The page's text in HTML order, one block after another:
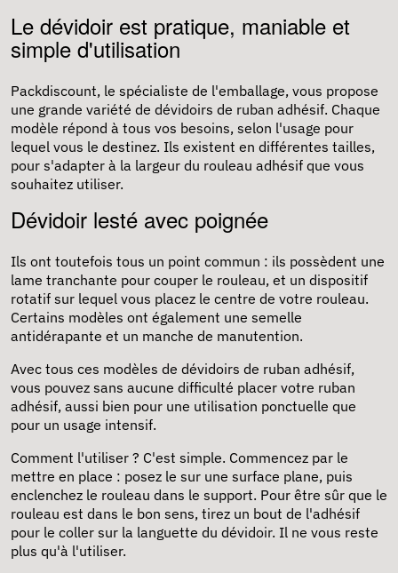
Le dévidoir est pratique, maniable et
simple d'utilisation
Packdiscount, le spécialiste de l'emballage, vous propose
une grande variété de dévidoirs de ruban adhésif. Chaque
modèle répond à tous vos besoins, selon l'usage pour
lequel vous le destinez. Ils existent en différentes tailles,
pour s'adapter à la largeur du rouleau adhésif que vous
souhaitez utiliser.
Dévidoir lesté avec poignée
Ils ont toutefois tous un point commun : ils possèdent une
lame tranchante pour couper le rouleau, et un dispositif
rotatif sur lequel vous placez le centre de votre rouleau.
Certains modèles ont également une semelle
antidérapante et un manche de manutention.
Avec tous ces modèles de dévidoirs de ruban adhésif,
vous pouvez sans aucune difficulté placer votre ruban
adhésif, aussi bien pour une utilisation ponctuelle que
pour un usage intensif.
Comment l'utiliser ? C'est simple. Commencez par le
mettre en place : posez le sur une surface plane, puis
enclenchez le rouleau dans le support. Pour être sûr que le
rouleau est dans le bon sens, tirez un bout de l'adhésif
pour le coller sur la languette du dévidoir. Il ne vous reste
plus qu'à l'utiliser.